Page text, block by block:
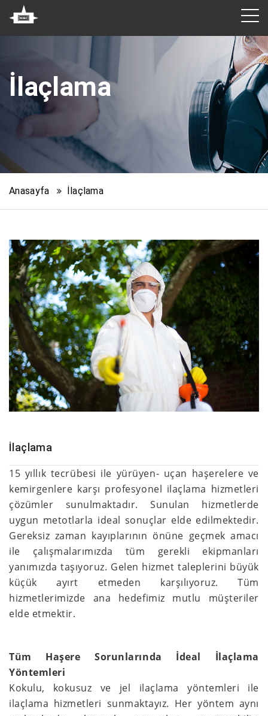
İlaçlama
Anasayfa İlaçlama
İlaçlama
15 yıllık tecrübesi ile yürüyen- uçan haşerelere ve
kemirgenlere karşı profesyonel ilaçlama hizmetleri
çözümler sunulmaktadır. Sunulan hizmetlerde
uygun metotlarla ideal sonuçlar elde edilmektedir.
Gereksiz zaman kayıplarının önüne geçmek amacı
ile çalışmalarımızda tüm gerekli ekipmanları
yanımızda taşıyoruz. Gelen hizmet taleplerini büyük
küçük ayırt etmeden karşılıyoruz. Tüm
hizmetlerimizde ana hedefimiz mutlu müşteriler
elde etmektir.
Tüm Haşere Sorunlarında İdeal İlaçlama
Yöntemleri
Kokulu, kokusuz ve jel ilaçlama yöntemleri ile
ilaçlama hizmetleri sunmaktayız. Her yöntem aynı